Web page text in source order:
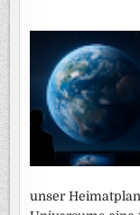
unser